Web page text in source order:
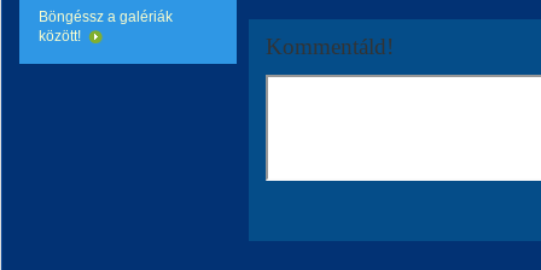
Böngéssz a galériák
között!
Kommentáld!